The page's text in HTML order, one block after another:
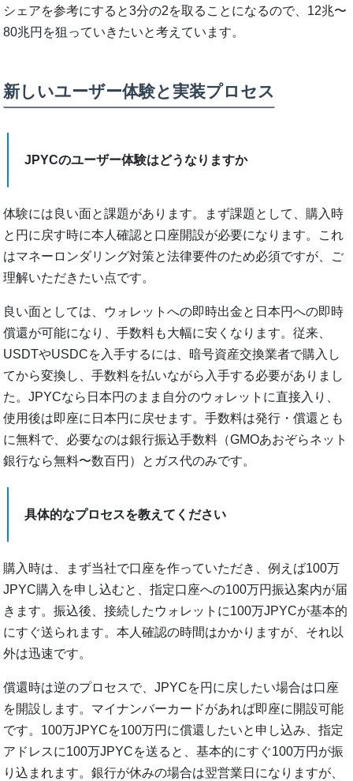
シェアを参考にすると3分の2を取ることになるので、12兆〜
80兆円を狙っていきたいと考えています。
新しいユーザー体験と実装プロセス
JPYCのユーザー体験はどうなりますか
体験には良い面と課題があります。まず課題として、購入時
と円に戻す時に本人確認と口座開設が必要になります。これ
はマネーロンダリング対策と法律要件のため必須ですが、ご
理解いただきたい点です。
良い面としては、ウォレットへの即時出金と日本円への即時
償還が可能になり、手数料も大幅に安くなります。従来、
USDTやUSDCを入手するには、暗号資産交換業者で購入し
てから変換し、手数料を払いながら入手する必要がありまし
た。JPYCなら日本円のまま自分のウォレットに直接入り、
使用後は即座に日本円に戻せます。手数料は発行・償還とも
に無料で、必要なのは銀行振込手数料（GMOあおぞらネット
銀行なら無料〜数百円）とガス代のみです。
具体的なプロセスを教えてください
購入時は、まず当社で口座を作っていただき、例えば100万
JPYC購入を申し込むと、指定口座への100万円振込案内が届
きます。振込後、接続したウォレットに100万JPYCが基本的
にすぐ送られます。本人確認の時間はかかりますが、それ以
外は迅速です。
償還時は逆のプロセスで、JPYCを円に戻したい場合は口座
を開設します。マイナンバーカードがあれば即座に開設可能
です。100万JPYCを100万円に償還したいと申し込み、指定
アドレスに100万JPYCを送ると、基本的にすぐ100万円が振
り込まれます。銀行が休みの場合は翌営業日になりますが、